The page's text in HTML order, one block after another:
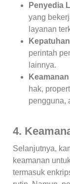
Penyedia
yang
layanan
perintah
lainnya.
hak,
pengguna,
4.
Selanjutnya,
keamanan
termasuk